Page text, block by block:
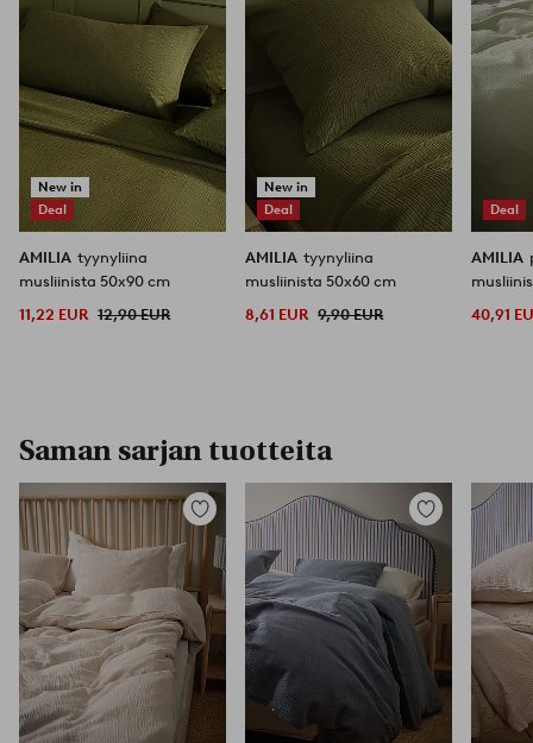
New in
Deal
AMILIA tyynyliina
musliinista 50x90 cm
11,22 EUR 12,90 EUR
New in
Deal
AMILIA tyynyliina
musliinista 50x60 cm
8,61 EUR 9,90 EUR
Deal
AMILIA
40,91
Saman sarjan tuotteita
Lisää
suosikkeihin
Lisää
suosikkeihin